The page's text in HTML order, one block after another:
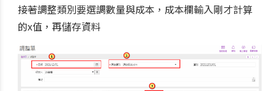
接著調整類別要選調數量與成本，成本欄輸入剛才計算
的x值，再儲存資料